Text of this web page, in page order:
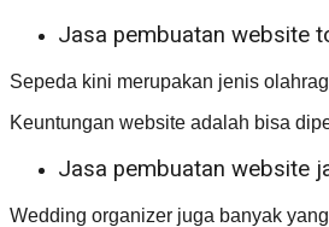
Jasa pembuatan website
Sepeda kini merupakan jenis
Keuntungan website adalah bisa
Jasa pembuatan website
Wedding organizer juga banyak